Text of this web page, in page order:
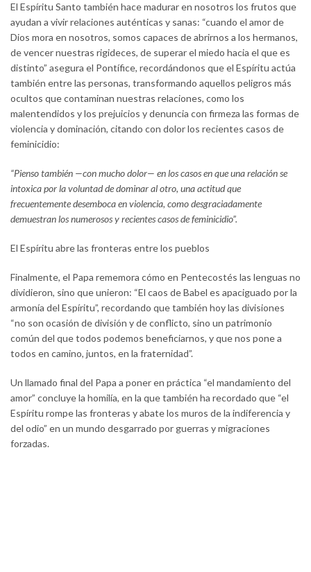
El Espíritu Santo también hace madurar en nosotros los frutos que
ayudan a vivir relaciones auténticas y sanas: “cuando el amor de
Dios mora en nosotros, somos capaces de abrirnos a los hermanos,
de vencer nuestras rigideces, de superar el miedo hacia el que es
distinto” asegura el Pontífice, recordándonos que el Espíritu actúa
también entre las personas, transformando aquellos peligros más
ocultos que contaminan nuestras relaciones, como los
malentendidos y los prejuicios y denuncia con firmeza las formas de
violencia y dominación, citando con dolor los recientes casos de
feminicidio:
“Pienso también —con mucho dolor— en los casos en que una relación se
intoxica por la voluntad de dominar al otro, una actitud que
frecuentemente desemboca en violencia, como desgraciadamente
demuestran los numerosos y recientes casos de feminicidio”.
El Espíritu abre las fronteras entre los pueblos
Finalmente, el Papa rememora cómo en Pentecostés las lenguas no
dividieron, sino que unieron: “El caos de Babel es apaciguado por la
armonía del Espíritu”, recordando que también hoy las divisiones
“no son ocasión de división y de conflicto, sino un patrimonio
común del que todos podemos beneficiarnos, y que nos pone a
todos en camino, juntos, en la fraternidad”.
Un llamado final del Papa a poner en práctica “el mandamiento del
amor” concluye la homilía, en la que también ha recordado que “el
Espíritu rompe las fronteras y abate los muros de la indiferencia y
del odio” en un mundo desgarrado por guerras y migraciones
forzadas.